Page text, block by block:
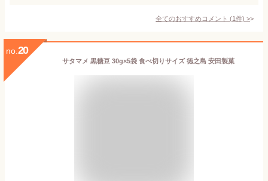
全てのおすすめコメント (1件) >
no. 20
サタマメ 黒糖豆 30g×5袋 食べ切りサイズ 徳之島 安田製菓